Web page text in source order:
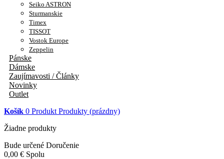
Seiko ASTRON
Sturmanskie
Timex
TISSOT
Vostok Europe
Zeppelin
Pánske
Dámske
Zaujímavosti / Články
Novinky
Outlet
Košík 0 Produkt Produkty (prázdny)
Žiadne produkty
Bude určené Doručenie
0,00 € Spolu